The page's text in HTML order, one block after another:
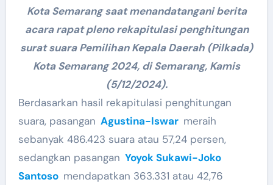
Kota Semarang saat menandatangani berita
acara rapat pleno rekapitulasi penghitungan
surat suara Pemilihan Kepala Daerah (Pilkada)
Kota Semarang 2024, di Semarang, Kamis
(5/12/2024).
Berdasarkan hasil rekapitulasi penghitungan
suara, pasangan Agustina-Iswar meraih
sebanyak 486.423 suara atau 57,24 persen,
sedangkan pasangan Yoyok Sukawi-Joko
Santoso mendapatkan 363.331 atau 42,76